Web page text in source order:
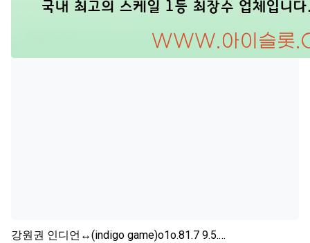
강원권 인디언↔(indigo game)o1o.81.7 9.5.…